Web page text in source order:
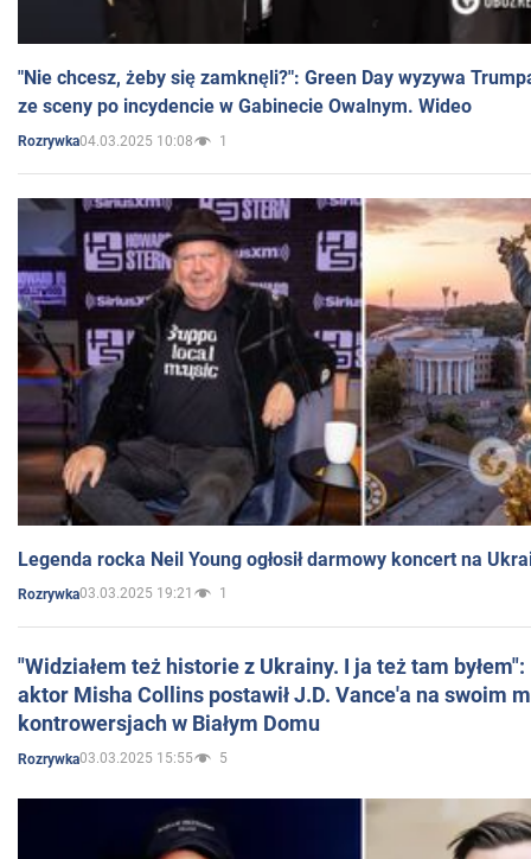
"Nie chcesz, żeby się zamknęli?": Green Day wyzywa
ze sceny po incydencie w Gabinecie Owalnym. Wideo
Rozrywka04.03.2025 10:08 1
Legenda rocka Neil Young ogłosił darmowy koncert na
Rozrywka03.03.2025 19:21 1
"Widziałem też historie z Ukrainy. I ja też tam
aktor Misha Collins postawił J.D. Vance'a na swoim
kontrowersjach w Białym Domu
Rozrywka03.03.2025 15:55 5